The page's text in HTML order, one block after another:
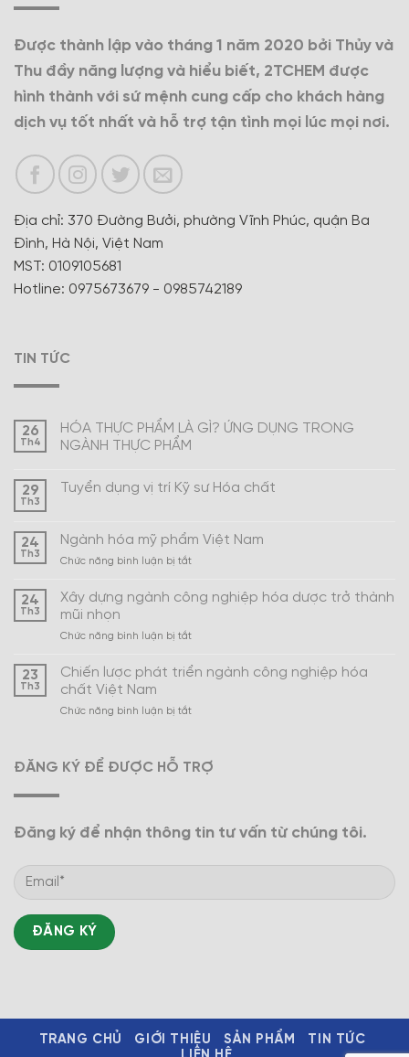
Được thành lập vào tháng 1 năm 2020 bởi Thủy và
Thu đầy năng lượng và hiểu biết, 2TCHEM được
hình thành với sứ mệnh cung cấp cho khách hàng
dịch vụ tốt nhất và hỗ trợ tận tình mọi lúc mọi nơi.
Địa chỉ: 370 Đường Bưởi, phường Vĩnh Phúc, quận Ba
Đình, Hà Nội, Việt Nam
MST: 0109105681
Hotline: 0975673679 - 0985742189
TIN TỨC
26
Th4
HÓA THỰC PHẨM LÀ GÌ? ỨNG DỤNG TRONG
NGÀNH THỰC PHẨM
29
Th3
Tuyển dụng vị trí Kỹ sư Hóa chất
24
Th3
Ngành hóa mỹ phẩm Việt Nam
Chức năng bình luận bị tắtở
mỹ
Việt
24
Th3
Xây dựng ngành công nghiệp hóa dược trở thành
mũi nhọn
Chức năng bình luận bị tắtở
dựng
ngành
nghiệp
trở
thành
23
Th3
Chiến lược phát triển ngành công nghiệp hóa
chất Việt Nam
Chức năng bình luận bị tắtở
triển
hóa
Việt
ĐĂNG KÝ ĐỂ ĐƯỢC HỖ TRỢ
Đăng ký để nhận thông tin tư vấn từ chúng tôi.
TRANG CHỦ GIỚI THIỆU SẢN PHẨM
TIN TỨC